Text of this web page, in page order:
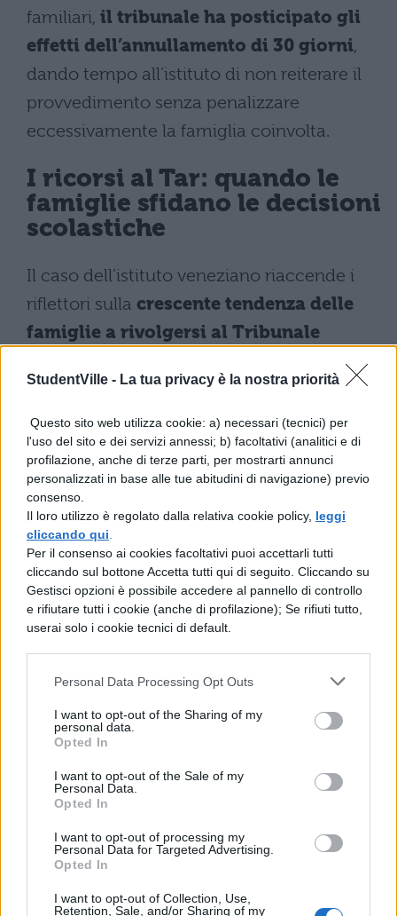
StudentVille - La tua privacy è la nostra priorità
Questo sito web utilizza cookie: a) necessari (tecnici) per
l'uso del sito e dei servizi annessi; b) facoltativi (analitici e di
profilazione, anche di terze parti, per mostrarti annunci
personalizzati in base alle tue abitudini di navigazione) previo
consenso.
Il loro utilizzo è regolato dalla relativa cookie policy, leggi
cliccando qui
Per il consenso ai cookies facoltativi puoi accettarli tutti
cliccando sul bottone Accetta tutti qui di seguito. Cliccando su
Gestisci opzioni è possibile accedere al pannello di controllo
e rifiutare tutti i cookie (anche di profilazione); Se rifiuti tutto,
userai solo i cookie tecnici di default.
Personal Data Processing Opt Outs
I want to opt-out of the Sharing of my
personal data.
Opted In
I want to opt-out of the Sale of my
Personal Data.
Opted In
I want to opt-out of processing my
Personal Data for Targeted Advertising.
Opted In
I want to opt-out of Collection, Use,
Retention, Sale, and/or Sharing of my
familiari, il tribunale ha posticipato gli
effetti dell’annullamento di 30 giorni,
dando tempo all’istituto di non reiterare il
provvedimento senza penalizzare
eccessivamente la famiglia coinvolta.
I ricorsi al Tar: quando le
famiglie sfidano le decisioni
scolastiche
Il caso dell’istituto veneziano riaccende i
riflettori sulla crescente tendenza delle
famiglie a rivolgersi al Tribunale
sanzioni disciplinari. Questa pratica si
inserisce in un contesto di tensione tra
l’autonomia didattica degli istituti e il diritto
delle famiglie a contestare provvedimenti
ritenuti sproporzionati.
La giurisprudenza recente tende a
sostenere le scuole, soprattutto quando le
misure adottate perseguono finalità
educative concrete.Una sentenza
emblematica del Tar Lombardia del
2022ha stabilito la legittimità
dell’esclusione dalle gite quando serve a
ristabilire equilibri compromessi in classe,
particolarmente in seguito a episodi di
violenza o bullismo. Il bilanciamento tra la
diritti degli studenti resta una questione
dell’istruzione.